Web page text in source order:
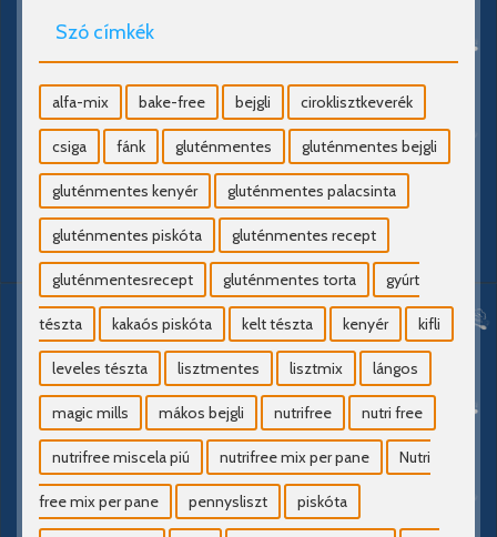
Szó címkék
alfa-mix bake-free bejgli ciroklisztkeverék
csiga fánk gluténmentes gluténmentes bejgli
gluténmentes kenyér gluténmentes palacsinta
gluténmentes piskóta gluténmentes recept
gluténmentesrecept gluténmentes torta gyúrt
tészta kakaós piskóta kelt tészta kenyér kifli
leveles tészta lisztmentes lisztmix lángos
magic mills mákos bejgli nutrifree nutri free
nutrifree miscela piú nutrifree mix per pane Nutri
free mix per pane pennysliszt piskóta